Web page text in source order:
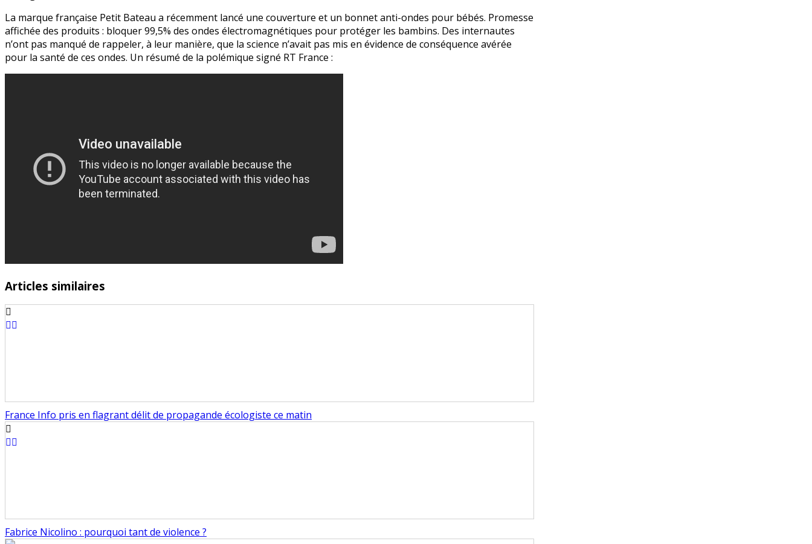
de
la
peur
»
:
Petit
en
pleine
La marque française Petit Bateau a récemment lancé une couverture et un bonnet anti-ondes pour bébés. Promesse
affichée des produits : bloquer 99,5% des ondes électromagnétiques pour protéger les bambins. Des internautes
n’ont pas manqué de rappeler, à leur manière, que la science n’avait pas mis en évidence de conséquence avérée
pour la santé de ces ondes. Un résumé de la polémique signé RT France :
Articles similaires
France Info pris en flagrant délit de propagande écologiste ce matin
Fabrice Nicolino : pourquoi tant de violence ?